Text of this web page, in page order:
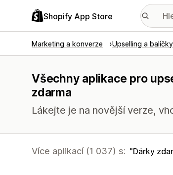
Shopify App Store
Marketing a konverze Upselling a balíčky
Všechny aplikace pro
zdarma
Lákejte je na novější verze,
Více aplikací (1 037) s: Dárky